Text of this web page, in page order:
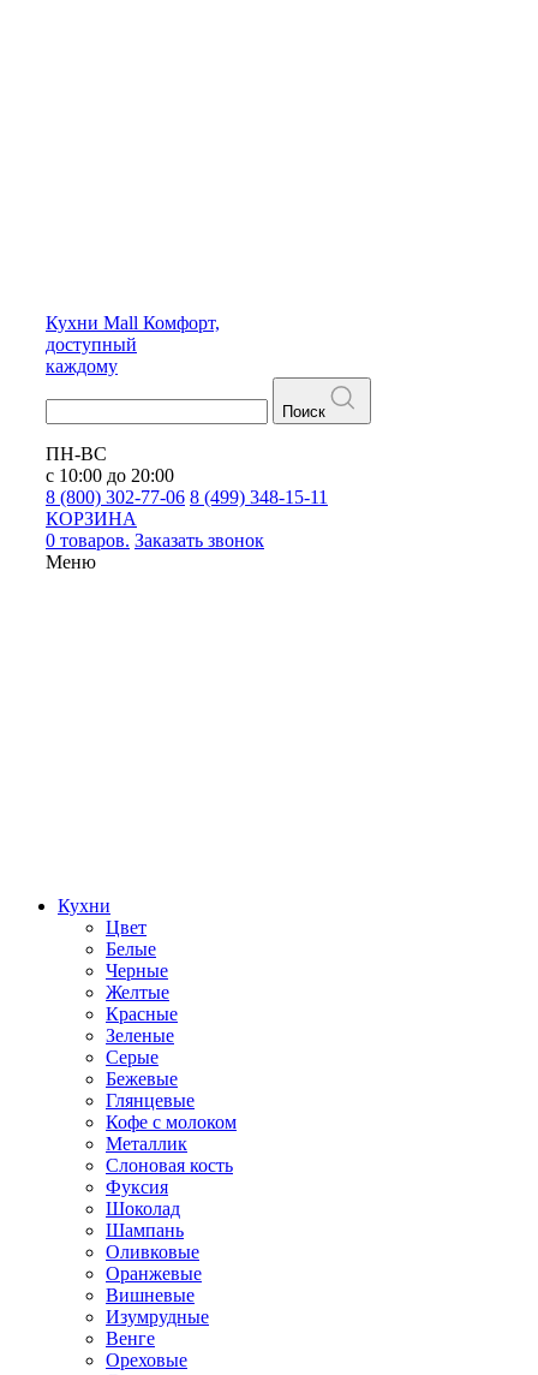
Кухни Mall Комфорт,
доступный
каждому
Поиск
ПН-ВС
с 10:00 до 20:00
8 (800) 302-77-06 8 (499) 348-15-11
КОРЗИНА
0 товаров. Заказать звонок
Меню
Кухни
Цвет
Белые
Черные
Желтые
Красные
Зеленые
Серые
Бежевые
Глянцевые
Кофе с молоком
Металлик
Слоновая кость
Фуксия
Шоколад
Шампань
Оливковые
Оранжевые
Вишневые
Изумрудные
Венге
Ореховые